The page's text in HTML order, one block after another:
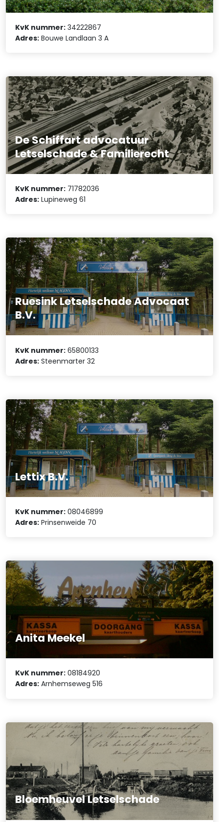
KvK nummer: 34222867
Adres: Bouwe Landlaan 3 A
De Schiffart advocatuur
Letselschade & Familierecht
KvK nummer: 71782036
Adres: Lupineweg 61
Ruesink Letselschade Advocaat
B.V.
KvK nummer: 65800133
Adres: Steenmarter 32
Lettix B.V.
KvK nummer: 08046899
Adres: Prinsenweide 70
Anita Meekel
KvK nummer: 08184920
Adres: Arnhemseweg 516
Bloemheuvel Letselschade